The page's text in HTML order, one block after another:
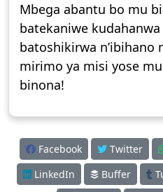
Mbega abantu bo mu
batekaniwe kudahanwa
batoshikirwa n’ibihano
mirimo ya misi yose
binona!
Facebook Twitter
LinkedIn
Buffer